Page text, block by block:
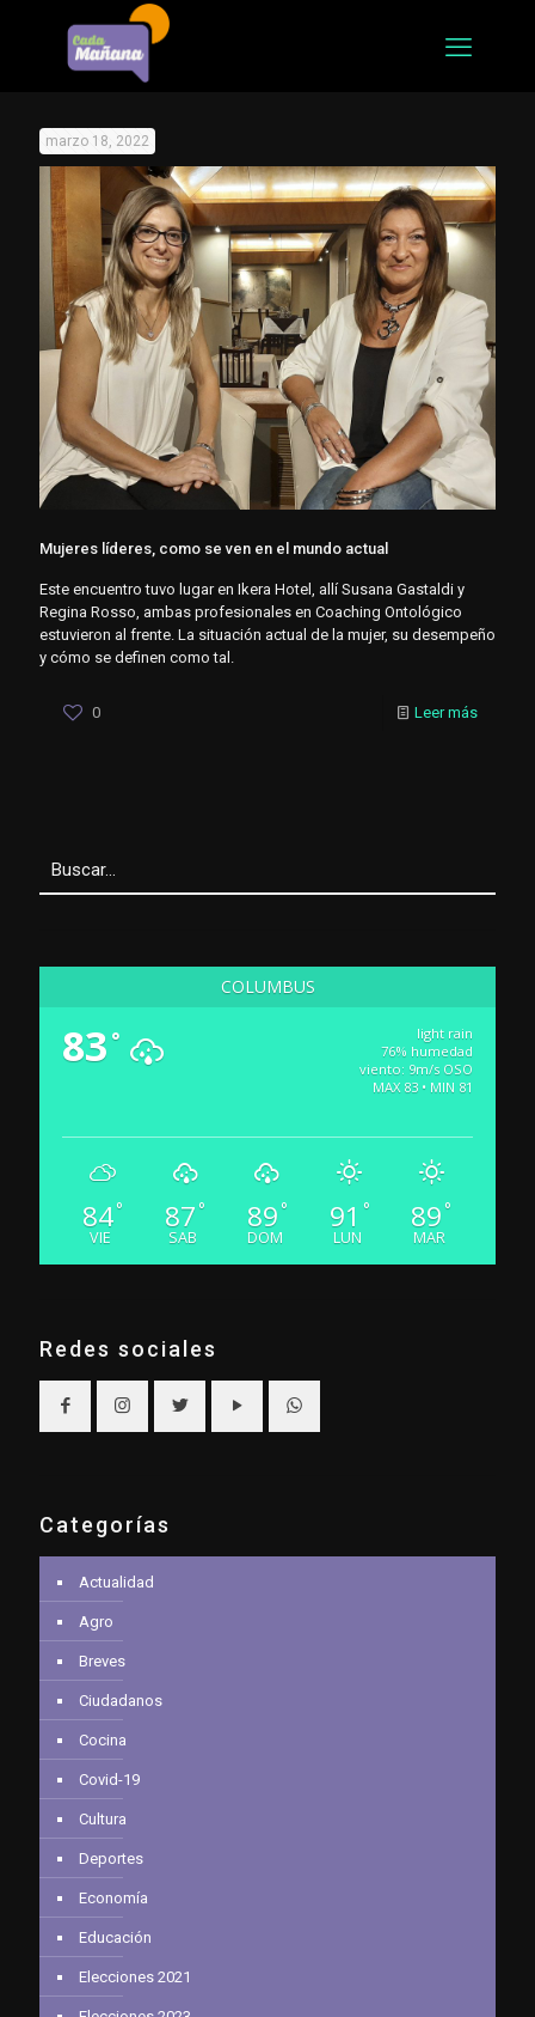
marzo 18, 2022
Mujeres líderes, como se ven en el mundo actual
Este encuentro tuvo lugar en Ikera Hotel, allí Susana Gastaldi y
Regina Rosso, ambas profesionales en Coaching Ontológico
estuvieron al frente. La situación actual de la mujer, su desempeño
y cómo se definen como tal.
0 Leer más
COLUMBUS
83 °
light rain
76% humedad
viento: 9m/s OSO
MAX 83 • MIN 81
84°
VIE
87 °
SAB
89 °
DOM
91 °
LUN
89 °
MAR
Redes sociales
Categorías
Actualidad
Agro
Breves
Ciudadanos
Cocina
Covid-19
Cultura
Deportes
Economía
Educación
Elecciones 2021